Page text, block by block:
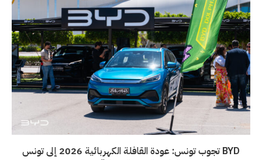
BYD تجوب تونس: عودة القافلة الكهربائية 2026 إلى تونس